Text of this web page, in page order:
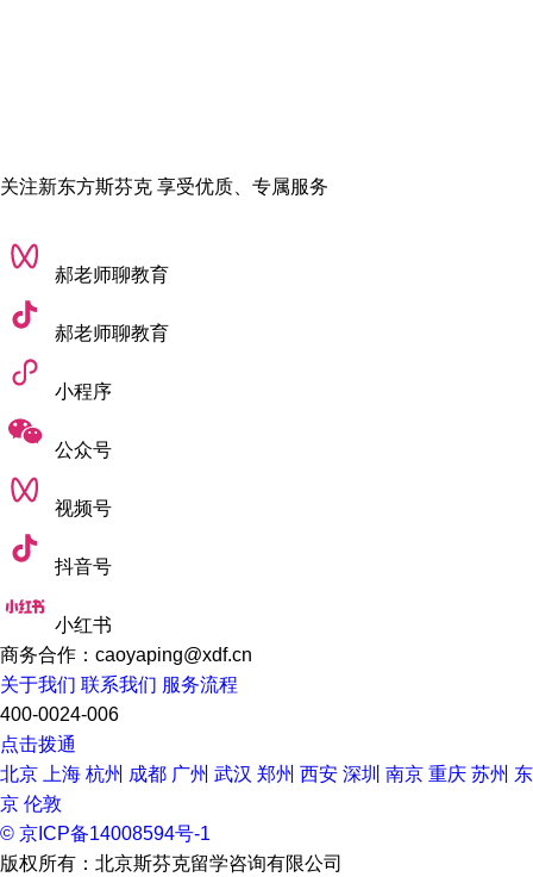
全球管理硕士、商业分析硕士：HK$390,000(约合人民币36.4
金融硕士、金融科技金融硕士：HK$462,000(约合人民币43.2
(2)理工科
统计学硕士：HK$228,000(约合人民币21.3万)
计算机科学硕士、电子商务和互联网计算硕士：HK$320,000(约
合人民币29.9万)
金融技术与数据分析硕士、人工智能硕士：HK$360,000(约合人
民币33.6万)
(3)文科
教育学：
不包括IB相关专业：HK$115,350(约合人民币10.8万)
新闻学硕士：HK$255,000(约合人民币23.8万)
关注新东方斯芬克 享受优质、专属服务
郝老师聊教育
郝老师聊教育
小程序
公众号
视频号
抖音号
小红书
商务合作：caoyaping@xdf.cn
关于我们 联系我们 服务流程
400-0024-006
点击拨通
北京
上海 杭州 成都 广州 武汉 郑州 西安 深圳 南京 重庆 苏州 东
京 伦敦
© 京ICP备14008594号-1
版权所有：北京斯芬克留学咨询有限公司